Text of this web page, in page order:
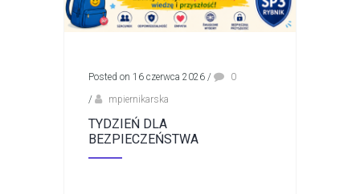
Posted on 16 czerwca 2026 /
0
/
mpiernikarska
TYDZIEŃ DLA
BEZPIECZEŃSTWA